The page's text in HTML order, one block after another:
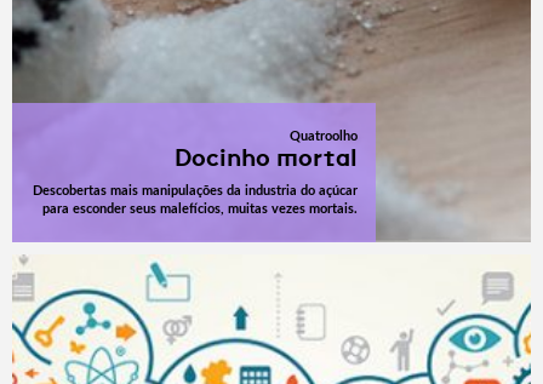
Quatroolho
Docinho mortal
Descobertas mais manipulações da industria do açúcar
para esconder seus malefícios, muitas vezes mortais.